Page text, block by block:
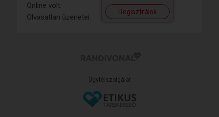
Online volt:
Olvasatlan üzenetei:
Regisztrálok
Ügyfélszolgálat